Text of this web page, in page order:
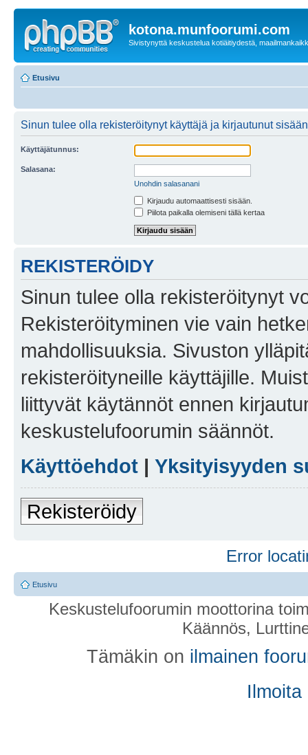
kotona.munfoorumi.com
Sivistynyttä keskustelua kotiäitiydestä,
Etusivu
Sinun tulee olla rekisteröitynyt käyttäjä ja kirjautunut
Käyttäjätunnus:
Salasana:
Unohdin salasanani
Kirjaudu automaattisesti sisään.
Piilota paikalla olemiseni tällä kertaa
REKISTERÖIDY
Sinun tulee olla rekisteröitynyt
Rekisteröityminen vie vain
mahdollisuuksia. Sivuston
rekisteröityneille käyttäjille.
liittyvät käytännöt ennen
keskustelufoorumin säännöt.
Käyttöehdot | Yksityisyyden
Rekisteröidy
Error
Etusivu
Keskustelufoorumin moottorina
Käännös,
Tämäkin on ilmainen